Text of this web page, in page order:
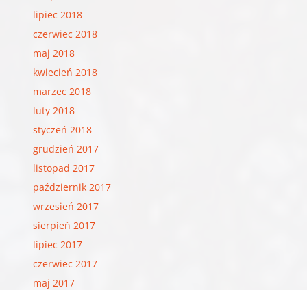
lipiec 2018
czerwiec 2018
maj 2018
kwiecień 2018
marzec 2018
luty 2018
styczeń 2018
grudzień 2017
listopad 2017
październik 2017
wrzesień 2017
sierpień 2017
lipiec 2017
czerwiec 2017
maj 2017